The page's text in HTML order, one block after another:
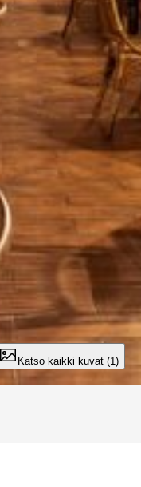
Katso kaikki kuvat (1)